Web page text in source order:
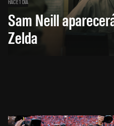
HACE 1 DÍA
Sam Neill
Zelda